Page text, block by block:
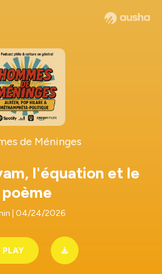
de Méninges
l'équation et le
poème
| 04/24/2026
PLAY